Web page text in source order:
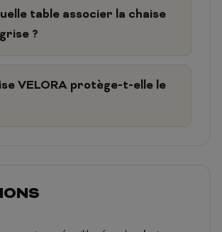
table associer la chaise
?
VELORA protège-t-elle le